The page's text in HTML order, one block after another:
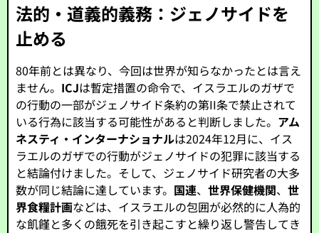
法的・道義的義務：ジェノサイドを
止める
80年前とは異なり、今回は世界が知らなかったとは言え
ません。 ICJは暫定措置の命令で、イスラエルのガザで
の行動の一部がジェノサイド条約の第II条で禁止されて
いる行為に該当する可能性があると判断しました。 アム
ネスティ・インターナショナルは2024年12月に、イス
ラエルのガザでの行動がジェノサイドの犯罪に該当する
と結論付けました。そして、ジェノサイド研究者の大多
数が同じ結論に達しています。 国連、世界保健機関、世
界食糧計画などは、イスラエルの包囲が必然的に人為的
な飢饉と多くの餓死を引き起こすと繰り返し警告してき